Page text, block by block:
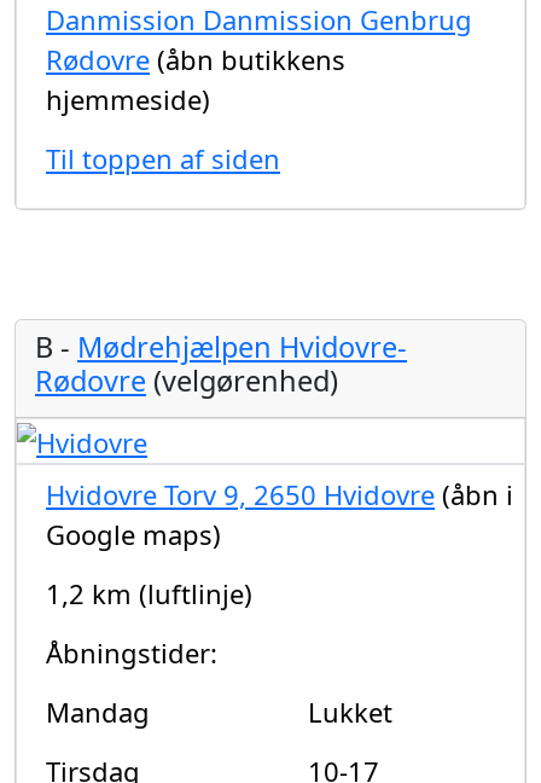
Danmission Danmission Genbrug
Rødovre (åbn butikkens
hjemmeside)
Til toppen af siden
B - Mødrehjælpen Hvidovre-
Rødovre (velgørenhed)
Hvidovre Torv 9, 2650 Hvidovre (åbn i
Google maps)
1,2 km (luftlinje)
Åbningstider:
Mandag
Lukket
Tirsdag
10-17